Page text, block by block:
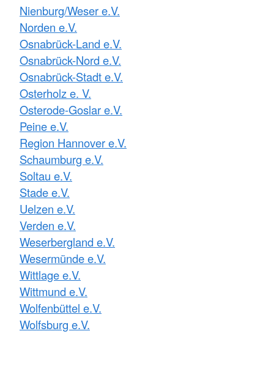
Nienburg/Weser e.V.
Norden e.V.
Osnabrück-Land e.V.
Osnabrück-Nord e.V.
Osnabrück-Stadt e.V.
Osterholz e. V.
Osterode-Goslar e.V.
Peine e.V.
Region Hannover e.V.
Schaumburg e.V.
Soltau e.V.
Stade e.V.
Uelzen e.V.
Verden e.V.
Weserbergland e.V.
Wesermünde e.V.
Wittlage e.V.
Wittmund e.V.
Wolfenbüttel e.V.
Wolfsburg e.V.